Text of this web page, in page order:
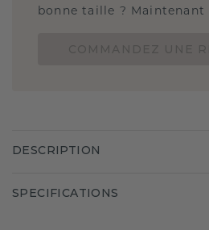
bonne taille ? Maintenant
DESCRIPTION
SPECIFICATIONS